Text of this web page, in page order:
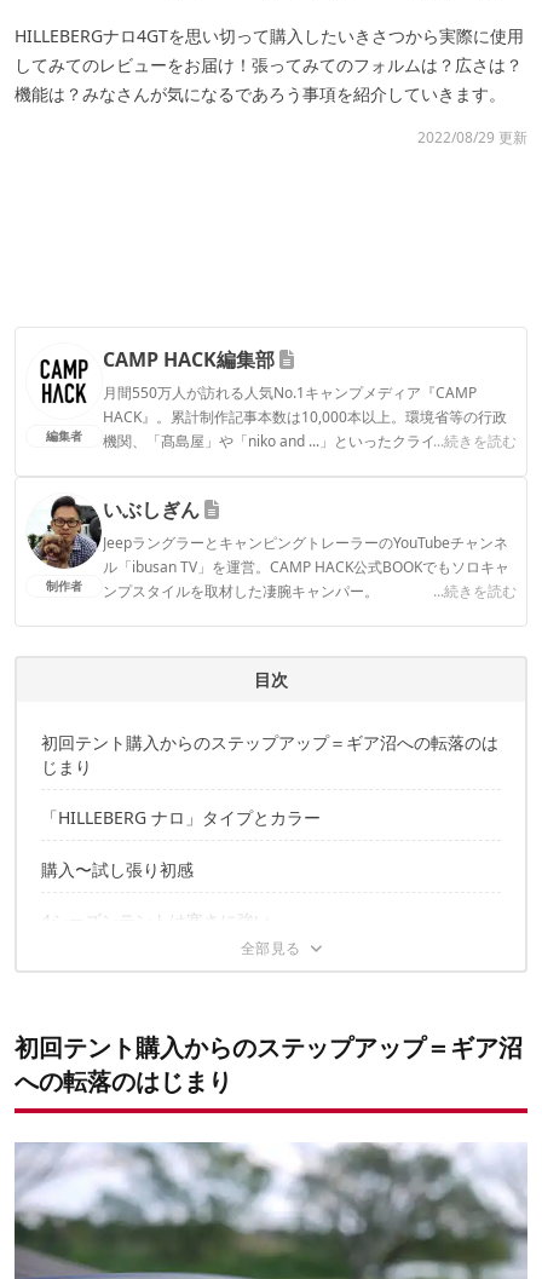
HILLEBERGナロ4GTを思い切って購入したいきさつから実際に使用
してみてのレビューをお届け！張ってみてのフォルムは？広さは？
機能は？みなさんが気になるであろう事項を紹介していきます。
2022/08/29 更新
編集者
CAMP HACK編集部
月間550万人が訪れる人気No.1キャンプメディア『CAMP
HACK』。累計制作記事本数は10,000本以上。環境省等の行政
機関、「髙島屋」や「niko and ...」といったクライアントとの
...続きを読む
CAMP HACK編集部のプロフィール
制作者
いぶしぎん
JeepラングラーとキャンピングトレーラーのYouTubeチャンネ
ル「ibusan TV」を運営。CAMP HACK公式BOOKでもソロキャ
ンプスタイルを取材した凄腕キャンパー。
...続きを読む
いぶしぎんのプロフィール
目次
初回テント購入からのステップアップ＝ギア沼への転落のは
じまり
「HILLEBERG ナロ」タイプとカラー
購入〜試し張り初感
4シーズンテントは寒さに強い
初回テント購入からのステップアップ＝ギア沼
への転落のはじまり